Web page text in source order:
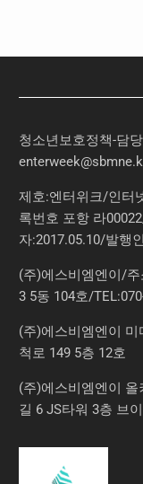
청소년보호정책-담
제호:엔터위크/인터
록번호 포항 라
자:2017.05.10/발행
(주)에스비엠엔이/
3 5동 104호/
(주)에스비엠엔이
척로 149 5층 12호
(주)에스비엠엔이
길 6 JS타워 3층 브